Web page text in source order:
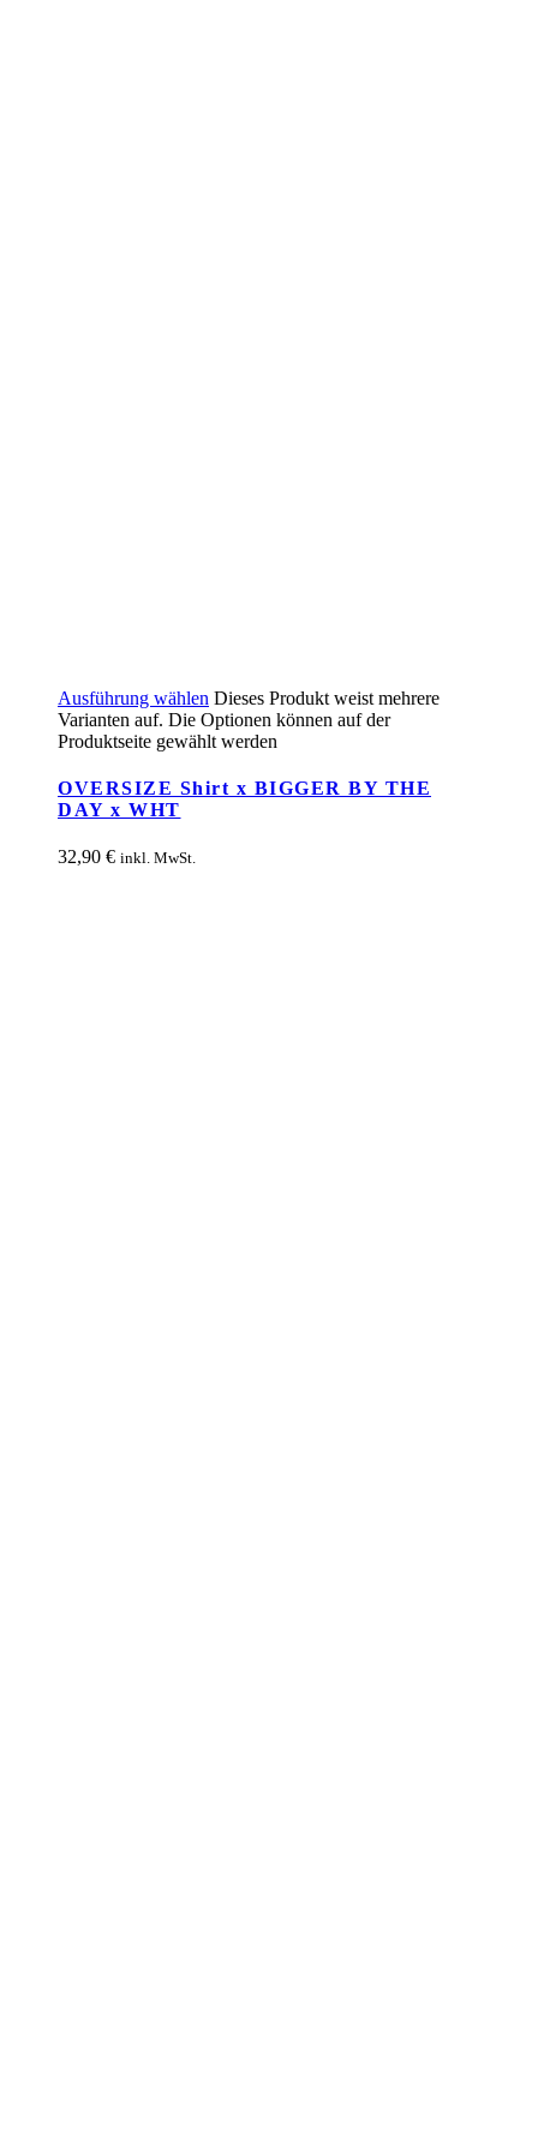
Ausführung wählen Dieses Produkt weist mehrere
Varianten auf. Die Optionen können auf der
Produktseite gewählt werden
OVERSIZE Shirt x BIGGER BY THE
DAY x WHT
32,90 € inkl. MwSt.